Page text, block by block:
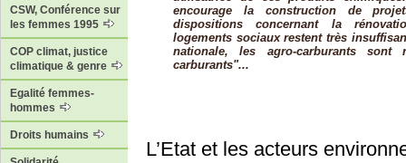
CSW, Conférence sur
les femmes 1995
COP climat, justice
climatique & genre
Egalité femmes-
hommes
Droits humains
encourage la construction de
dispositions concernant la
logements sociaux restent très
nationale, les agro-carburants sont
carburants"...
L’Etat et les acteurs